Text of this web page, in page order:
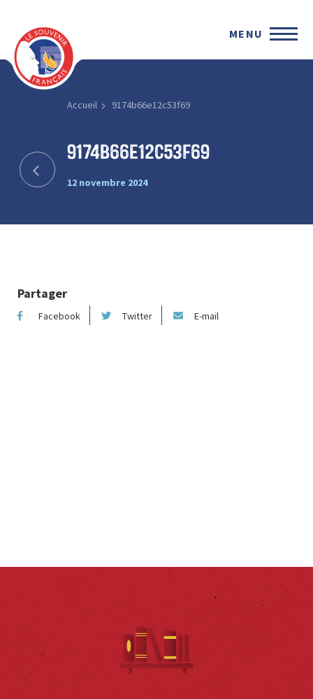
MENU
Accueil 9174b66e12c53f69
9174b66e12c53f69
12 novembre 2024
Partager
Facebook Twitter E-mail